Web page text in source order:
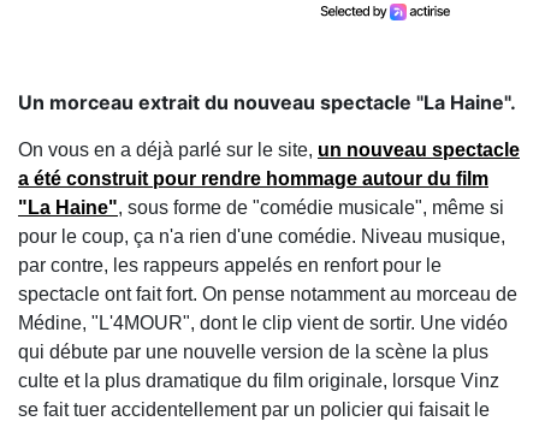
Un morceau extrait du nouveau spectacle "La Haine".
On vous en a déjà parlé sur le site, un nouveau spectacle
a été construit pour rendre hommage autour du film
"La Haine", sous forme de "comédie musicale", même si
pour le coup, ça n'a rien d'une comédie. Niveau musique,
par contre, les rappeurs appelés en renfort pour le
spectacle ont fait fort. On pense notamment au morceau de
Médine, "L'4MOUR", dont le clip vient de sortir. Une vidéo
qui débute par une nouvelle version de la scène la plus
culte et la plus dramatique du film originale, lorsque Vinz
se fait tuer accidentellement par un policier qui faisait le